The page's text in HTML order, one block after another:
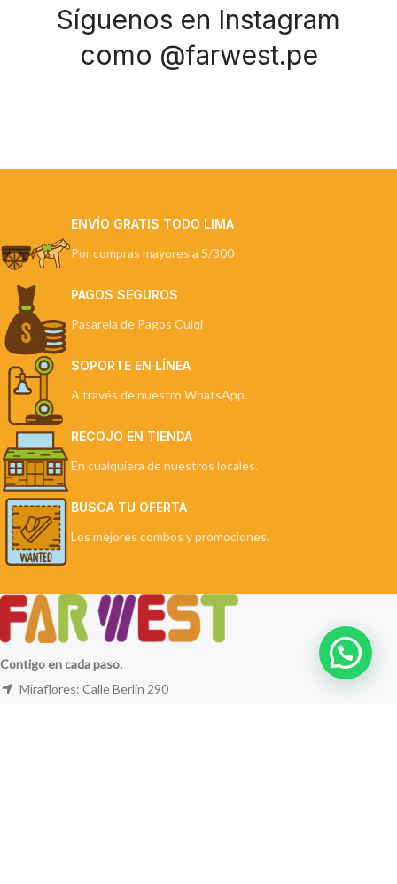
Síguenos en Instagram
como @farwest.pe
ENVÍO GRATIS TODO LIMA
Por compras mayores a S/300
PAGOS SEGUROS
Pasarela de Pagos Culqi
SOPORTE EN LÍNEA
A través de nuestro WhatsApp.
RECOJO EN TIENDA
En cualquiera de nuestros locales.
BUSCA TU OFERTA
Los mejores combos y promociones.
Contigo en cada paso.
Miraflores: Calle Berlín 290